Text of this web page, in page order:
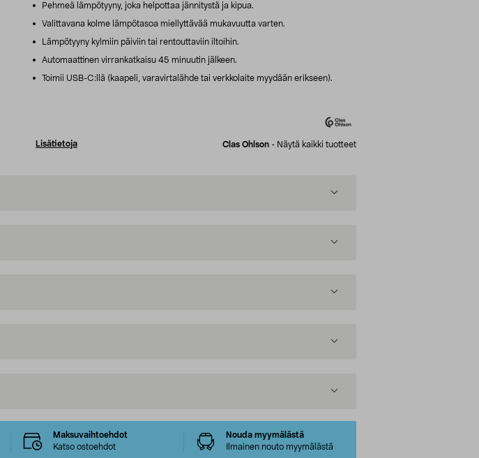
Pehmeä lämpötyyny, joka helpottaa jännitystä ja kipua.
Valittavana kolme lämpötasoa miellyttävää mukavuutta varten.
Lämpötyyny kylmiin päiviin tai rentouttaviin iltoihin.
Automaattinen virrankatkaisu 45 minuutin jälkeen.
Toimii USB-C:llä (kaapeli, varavirtalähde tai verkkolaite myydään erikseen).
Lisätietoja Clas Ohlson - Näytä kaikki tuotteet
Maksuvaihtoehdot
Katso ostoehdot
Nouda myymälästä
Ilmainen nouto myymälästä